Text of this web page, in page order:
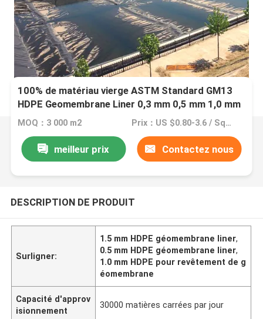
100% de matériau vierge ASTM Standard GM13
HDPE Geomembrane Liner 0,3 mm 0,5 mm 1,0 mm
1,5 mm 2,0 mm Pour décharge / étang de
MOQ：3 000 m2 Prix：US $0.80-3.6 / Square Meter
meilleur prix Contactez nous
DESCRIPTION DE PRODUIT
Surligner:
1.5 mm HDPE géomembrane liner,
0.5 mm HDPE géomembrane liner,
1.0 mm HDPE pour revêtement de g
éomembrane
Capacité d'approv
isionnement
30000 matières carrées par jour